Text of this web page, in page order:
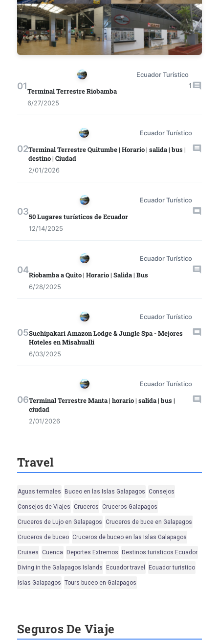
Ecuador Turístico
Terminal Terrestre Riobamba
6/27/2025
1
Ecuador Turístico
Terminal Terrestre Quitumbe | Horario | salida | bus |
destino | Ciudad
2/01/2026
Ecuador Turístico
50 Lugares turísticos de Ecuador
12/14/2025
Ecuador Turístico
Riobamba a Quito | Horario | Salida | Bus
6/28/2025
Ecuador Turístico
Suchipakari Amazon Lodge & Jungle Spa - Mejores
Hoteles en Misahualli
6/03/2025
Ecuador Turístico
Terminal Terrestre Manta | horario | salida | bus |
ciudad
2/01/2026
Travel
Aguas termales Buceo en las Islas Galapagos Consejos
Consejos de Viajes Cruceros Cruceros Galapagos
Cruceros de Lujo en Galapagos Cruceros de buce en Galapagos
Cruceros de buceo Cruceros de buceo en las Islas Galapagos
Cruises Cuenca Deportes Extremos Destinos turisticos Ecuador
Diving in the Galapagos Islands Ecuador travel Ecuador turistico
Islas Galapagos Tours buceo en Galapagos
Seguros De Viaje